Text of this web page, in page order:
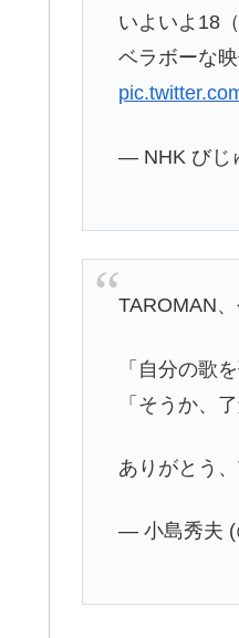
いよいよ18
ベラボーな
— NHK びじ
TAROMAN、
「自分の歌
「そうか、
ありがとう
— 小島秀夫